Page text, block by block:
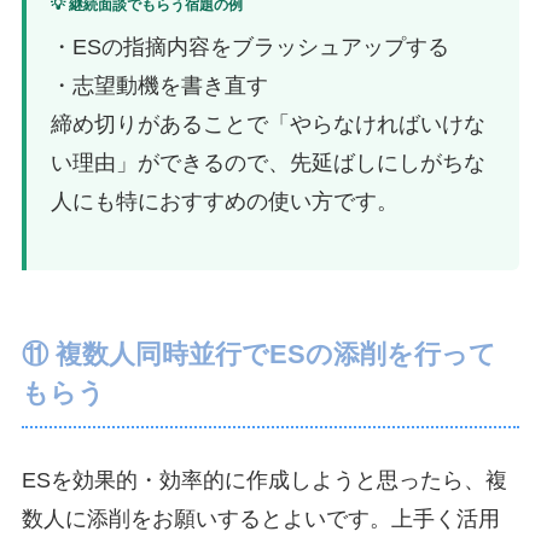
💡 継続面談でもらう宿題の例
・ESの指摘内容をブラッシュアップする
・志望動機を書き直す
締め切りがあることで「やらなければいけな
い理由」ができるので、先延ばしにしがちな
人にも特におすすめの使い方です。
⑪ 複数人同時並行でESの添削を行って
もらう
ESを効果的・効率的に作成しようと思ったら、複
数人に添削をお願いするとよいです。上手く活用